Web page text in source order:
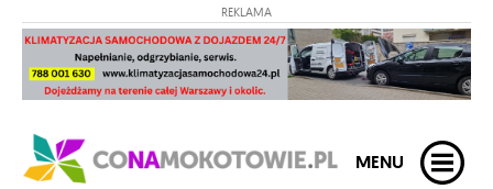
REKLAMA
MENU